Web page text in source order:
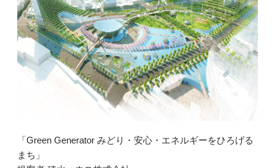
「Green Generator みどり・安心・エネルギーをひろげる
まち」